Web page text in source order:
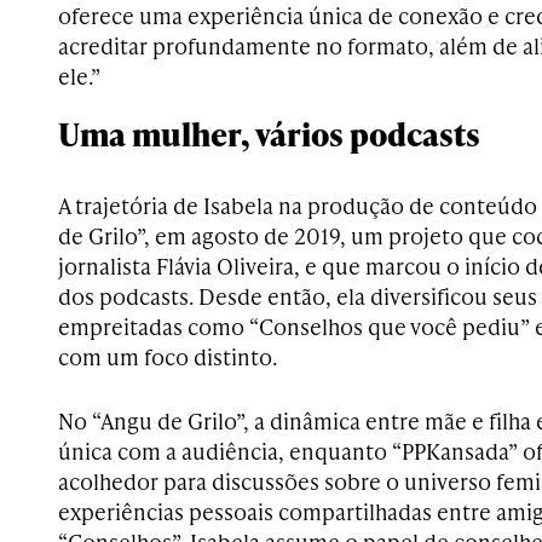
oferece uma experiência única de conexão e
acreditar profundamente no formato, além de
ele.”
Uma mulher, vários podcasts
A trajetória de Isabela na produção de
de Grilo”, em agosto de 2019, um projeto que
jornalista Flávia Oliveira, e que marcou o início
dos podcasts. Desde então, ela diversificou
empreitadas como “Conselhos que você pediu”
com um foco distinto.
No “Angu de Grilo”, a dinâmica entre mãe e
única com a audiência, enquanto “PPKansada”
acolhedor para discussões sobre o universo
experiências pessoais compartilhadas entre